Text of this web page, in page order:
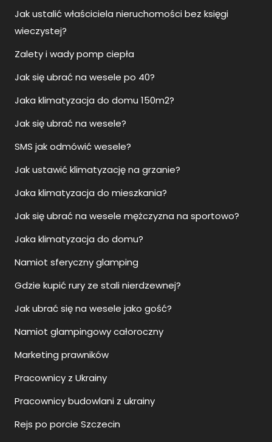
Jak ustalić właściciela nieruchomości bez księgi
wieczystej?
Zalety i wady pomp ciepła
Jak się ubrać na wesele po 40?
Jaka klimatyzacja do domu 150m2?
Jak się ubrać na wesele?
SMS jak odmówić wesele?
Jak ustawić klimatyzację na grzanie?
Jaka klimatyzacja do mieszkania?
Jak się ubrać na wesele mężczyzna na sportowo?
Jaka klimatyzacja do domu?
Namiot sferyczny glamping
Gdzie kupić rury ze stali nierdzewnej?
Jak ubrać się na wesele jako gość?
Namiot glampingowy całoroczny
Marketing prawników
Pracownicy z Ukrainy
Pracownicy budowlani z ukrainy
Rejs po porcie Szczecin